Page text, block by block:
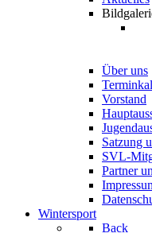
Über uns
Vorstand
Satzung
SVL-
Partner
Wintersport
Back